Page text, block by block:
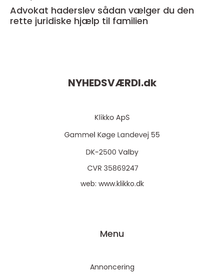
Advokat haderslev sådan vælger du den
rette juridiske hjælp til familien
NYHEDSVÆRDI.dk
web: www.klikko.dk
Menu
Annoncering